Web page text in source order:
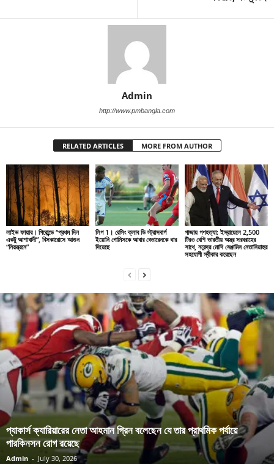
Admin
http://www.pmbangla.com
RELATED ARTICLES MORE FROM AUTHOR
লাইভ ফায়ার। গিরোন্ডে “প্রথম দিন
একটু আশাবাদী”, বিসকারোসে আগুন
“নিয়ন্ত্রনে”
লিগ 1। রেসিং ক্লাব ডি স্ট্রাসবার্গ
ইয়োনি গোমিসকে আবার বেভারেনকে ধার
দিয়েছে
গাজায় গণহত্যা: ইস্রায়েলে 2,500
টিরও বেশি ভারতীয় অস্ত্র সরবরাহের
সাথে, নরেন্দ্র মোদি বেঞ্জামিন নেতানিয়াহুর
সহযোগী স্বীকার করেছেন
প্যাকার্স ক্যারিয়ারের নেতা আহমান গ্রিন বলেছেন যে তার প্রাথমিক পর্যায়ে
পারকিনসন রোগ রয়েছে
Admin - July 30, 2026